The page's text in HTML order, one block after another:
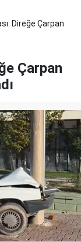
Direğe Çarpan
Çarpan